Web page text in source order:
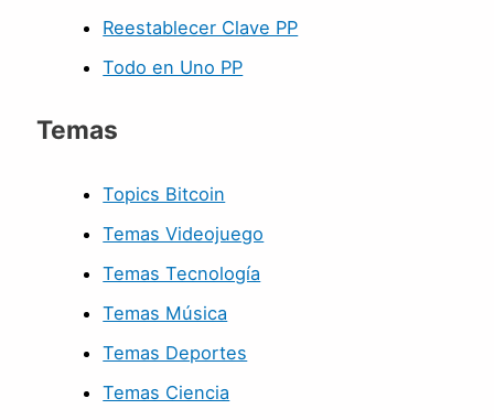
Reestablecer Clave PP
Todo en Uno PP
Temas
Topics Bitcoin
Temas Videojuego
Temas Tecnología
Temas Música
Temas Deportes
Temas Ciencia